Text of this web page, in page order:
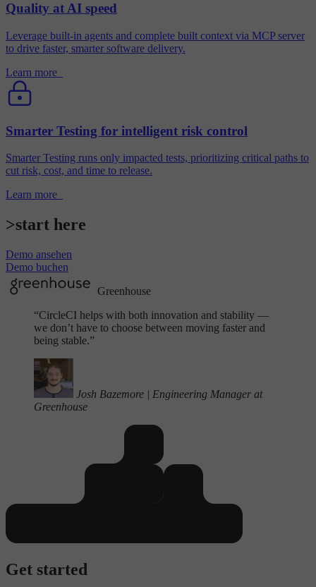
Quality at AI speed
Leverage built-in agents and complete built context via MCP server
to drive faster, smarter software delivery.
Learn more
Smarter Testing for intelligent risk control
Smarter Testing runs only impacted tests, prioritizing critical paths to
cut risk, cost, and time to release.
Learn more
>start here
Demo ansehen
Demo buchen
Greenhouse
“CircleCI helps with both innovation and stability —
we don’t have to choose between moving faster and
being stable.”
Josh Bazemore | Engineering Manager at
Greenhouse
Get started